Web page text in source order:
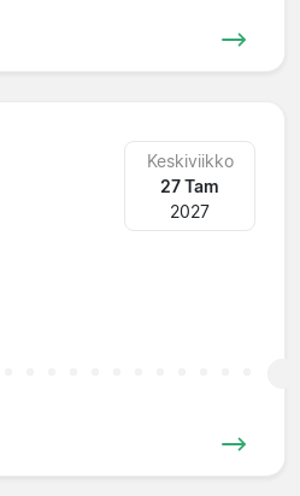
Keskiviikko
27 Tam
2027